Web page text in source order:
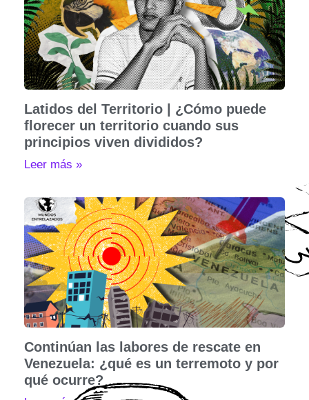
Latidos del Territorio | ¿Cómo puede
florecer un territorio cuando sus
principios viven divididos?
Leer más »
Continúan las labores de rescate en
Venezuela: ¿qué es un terremoto y por
qué ocurre?